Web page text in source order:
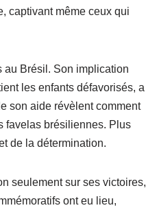
captivant même ceux qui
au Brésil. Son implication
les enfants défavorisés, a
son aide révèlent comment
favelas brésiliennes. Plus
de la détermination.
seulement sur ses victoires,
ont eu lieu,